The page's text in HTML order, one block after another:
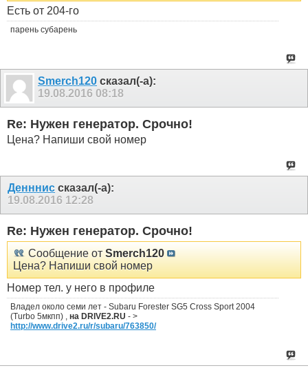
Есть от 204-го
парень субарень
Smerch120 сказал(-а):
19.08.2016 08:18
Re: Нужен генератор. Срочно!
Цена? Напиши свой номер
Денннис сказал(-а):
19.08.2016 12:28
Re: Нужен генератор. Срочно!
Сообщение от Smerch120
Цена? Напиши свой номер
Номер тел. у него в профиле
Владел около семи лет - Subaru Forester SG5 Cross Sport 2004
(Turbo 5мкпп) , на DRIVE2.RU - >
http://www.drive2.ru/r/subaru/763850/